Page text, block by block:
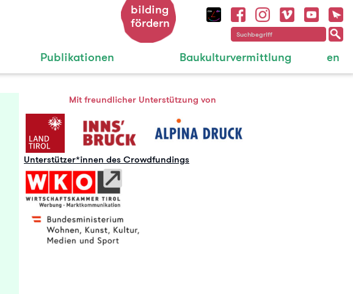
Publikationen Baukulturvermittlung en
bilding
fördern
Mit freundlicher Unterstützung von
Unterstützer*innen des Crowdfundings